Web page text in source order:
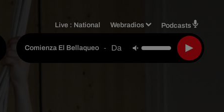
Live : National Webradios Podcasts
Comienza El Bellaqueo - Daddy Yankee